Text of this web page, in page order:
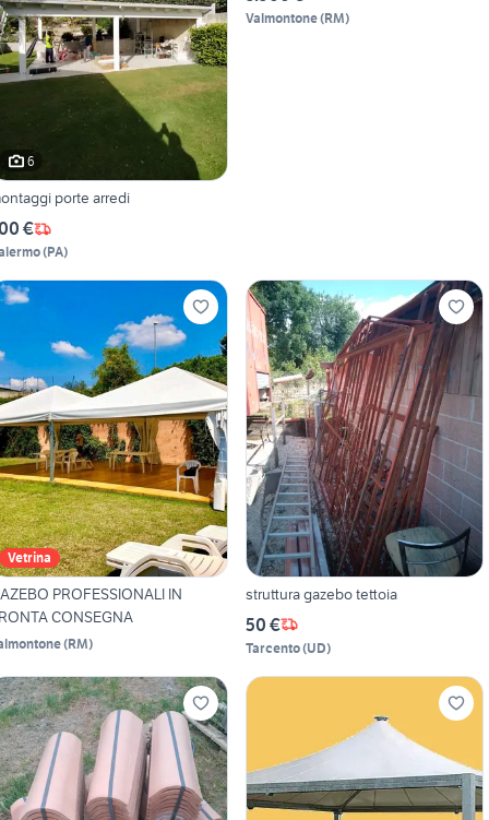
6
porte arredi
€
(PA)
Valmontone(RM)
Vetrina
PROFESSIONALI IN
CONSEGNA
(RM)
struttura gazebo tettoia
50 €
Tarcento(UD)